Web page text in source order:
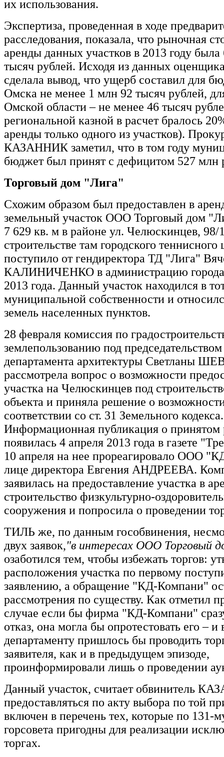
их использования.
Экспертиза, проведенная в ходе
расследования, показала, что рыночная
аренды данных участков в 2013 году
тысяч рублей. Исходя из данных
сделала вывод, что ущерб составил для
Омска не менее 1 млн 92 тысяч рублей,
Омской области – не менее 46 тысяч
региональной казной в расчет бралось
аренды только одного из участков).
КАЗАННИК заметил, что в том году
бюджет был принят с дефицитом 527 млн
Торговый дом "Лига"
Схожим образом был предоставлен в
земельный участок ООО Торговый дом
7 629 кв. м в районе ул. Челюскинцев, 98/
строительстве там городского теннисного
поступило от гендиректора ТД "Лига"
КАЛИНИЧЕНКО в администрацию города
2013 года. Данный участок находился в
муниципальной собственности и
земель населенных пунктов.
28 февраля комиссия по
землепользованию под
департамента архитектуры Светланы
рассмотрела вопрос о возможности
участка на Челюскинцев под
объекта и приняла решение о
соответствии со ст. 31 Земельного кодекса.
Информационная публикация о
появилась 4 апреля 2013 года в газете
10 апреля на нее прореагировало ООО
лице директора Евгения АНДРЕЕВА.
заявилась на предоставление участка в
строительство физкультурно-
сооружения и попросила о проведении
ТИЛЬ же, по данным гособвинения,
двух заявок,"в интересах ООО Торговый
озаботился тем, чтобы избежать торгов:
расположения участка по первому
заявлению, а обращение "КД-Компани"
рассмотрения по существу. Как отметил
случае если бы фирма "КД-Компани"
отказ, она могла бы опротестовать его – и
департаменту пришлось бы проводить
заявителя, как и в предыдущем эпизоде,
проинформировали лишь о проведении
Данный участок, считает обвинитель
предоставляться по акту выбора по той
включен в перечень тех, которые по 131-
горсовета пригодны для реализации
торгах.